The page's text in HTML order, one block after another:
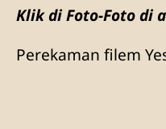
Klik di Foto-Foto di
Perekaman filem